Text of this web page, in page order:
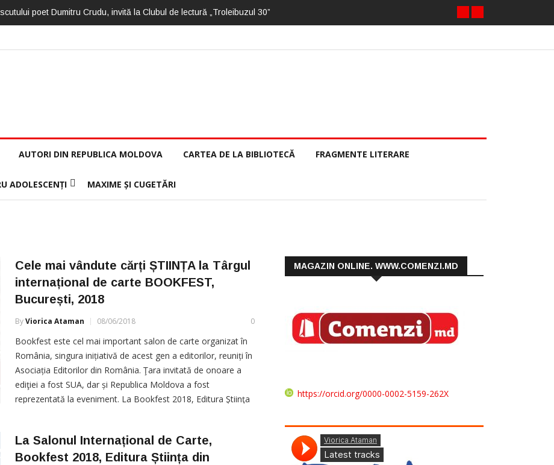
poet Dumitru Crudu, invită la Clubul de lectură „Troleibuzul 30”
AUTORI DIN REPUBLICA MOLDOVA CARTEA DE LA BIBLIOTECĂ FRAGMENTE LITERARE
ADOLESCENȚI MAXIME ȘI CUGETĂRI
Cele mai vândute cărți ȘTIINȚA la Târgul
internațional de carte BOOKFEST,
București, 2018
ByViorica Ataman 08/06/2018 0
Bookfest este cel mai important salon de carte organizat în
România, singura inițiativă de acest gen a editorilor, reuniți în
Asociația Editorilor din România. Ţara invitată de onoare a
ediţiei a fost SUA, dar și Republica Moldova a fost
reprezentată la eveniment. La Bookfest 2018, Editura Ştiinţa
La Salonul Internațional de Carte,
Bookfest 2018, Editura Știința din
MAGAZIN ONLINE. WWW.COMENZI.MD
https://orcid.org/0000-0002-5159-262X